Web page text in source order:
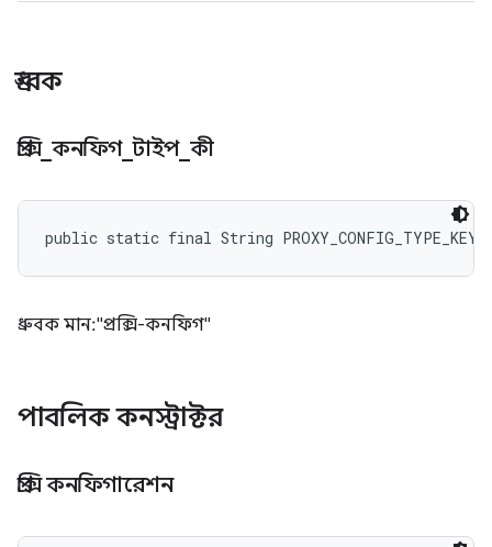
ধ্রুবক
প্রক্সি_ কনফিগ_টাইপ_ কী
public static final String PROXY_CONFIG_TYPE_KEY
ধ্রুবক মান: "প্রক্সি-কনফিগ"
পাবলিক কনস্ট্রাক্টর
প্রক্সি কনফিগারেশন